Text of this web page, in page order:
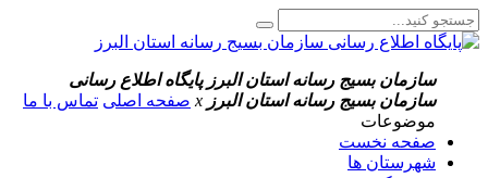
سازمان بسیج رسانه استان البرز پایگاه اطلاع رسانی
سازمان بسیج رسانه استان البرز x صفحه اصلی تماس با ما
موضوعات
صفحه نخست
شهرستان ها